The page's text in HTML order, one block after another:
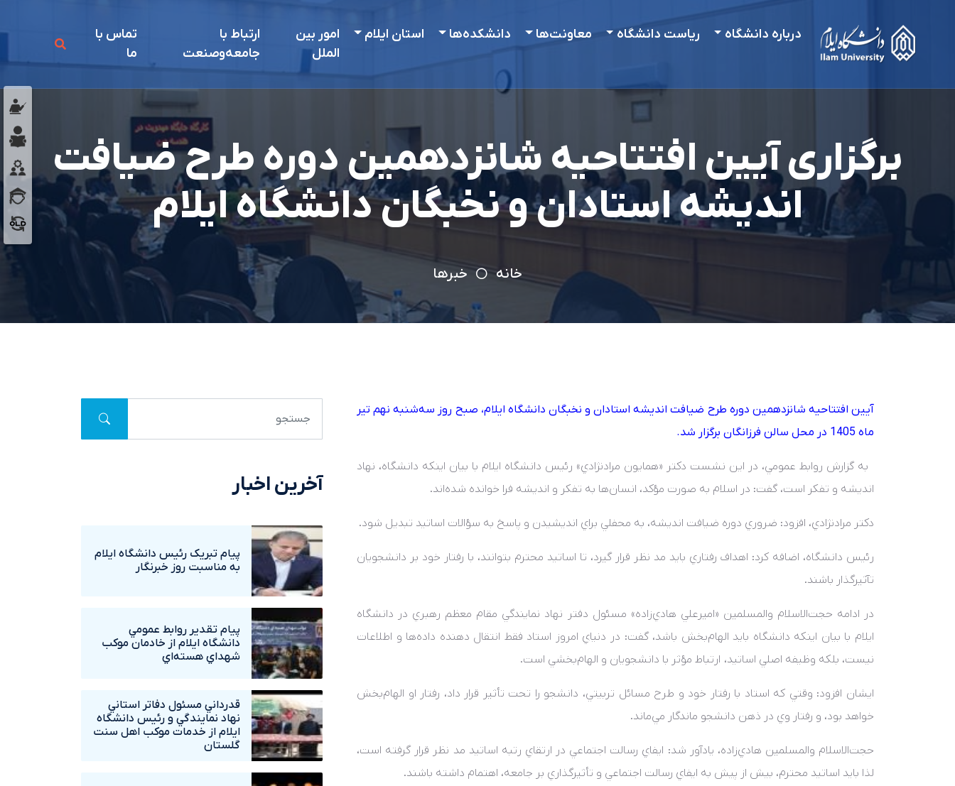
درباره دانشگاه ریاست دانشگاه معاونت‌ها دانشکده‌ها استان ایلام
امور بين
الملل
ارتباط با
جامعه‌و‌صنعت
تماس با
ما
برگزاری آیین افتتاحیه شانزدهمین دوره طرح ضیافت
اندیشه استادان و نخبگان دانشگاه ایلام
خانه خبرها
آيين افتتاحيه شانزدهمين دوره طرح ضيافت انديشه استادان و نخبگان دانشگاه ايلام، صبح روز سه‌شنبه نهم تير
ماه 1405 در محل سالن فرزانگان برگزار شد.
به گزارش روابط عمومي، در اين نشست دکتر «همايون مرادنژادي» رئيس دانشگاه ايلام با بيان اينکه دانشگاه، نهاد
انديشه و تفکر است، گفت: در اسلام به صورت مؤکد، انسان‌ها به تفکر و انديشه فرا خوانده شده‌اند.
دکتر مرادنژادي، افزود: ضروري دوره ضيافت انديشه، به محفلي براي انديشيدن و پاسخ به سؤالات اساتيد تبديل شود.
رئيس دانشگاه، اضافه کرد: اهداف رفتاري بايد مد نظر قرار گيرد، تا اساتيد محترم بتوانند، با رفتار خود بر دانشجويان
تآثيرگذار باشند.
در ادامه حجت‌الاسلام والمسلمين «اميرعلي هادي‌زاده» مسئول دفتر نهاد نمايندگي مقام معظم رهبري در دانشگاه
ايلام با بيان اينکه دانشگاه بايد الهام‌بخش باشد، گفت: در دنياي امروز استاد فقط انتقال دهنده داده‌ها و اطلاعات
نيست، بلکه وظيفه اصلي اساتيد، ارتباط مؤثر با دانشجويان و الهام‌بخشي است.
ايشان افزود: وقتي که استاد با رفتار خود و طرح مسائل تربيتي، دانشجو را تحت تأثير قرار داد، رفتار او الهام‌بخش
خواهد بود، و رفتار وي در ذهن دانشجو ماندگار مي‌ماند.
حجت‌الاسلام والمسلمين هادي‌زاده، يادآور شد: ايفاي رسالت اجتماعي در ارتقاي رتبه اساتيد مد نظر قرار گرفته است،
لذا بايد اساتيد محترم، بيش از پيش به ايفاي رسالت اجتماعي و تأثيرگذاري بر جامعه، اهتمام داشته باشند.
آخرین اخبار
پيام تبريک رئيس دانشگاه ايلام
به مناسبت روز خبرنگار
پيام تقدير روابط عمومي
دانشگاه ايلام از خادمان موکب
شهداي هسته‌اي
قدرداني مسئول دفاتر استاني
نهاد نمايندگي و رئيس دانشگاه
ايلام از خدمات موکب اهل سنت
گلستان